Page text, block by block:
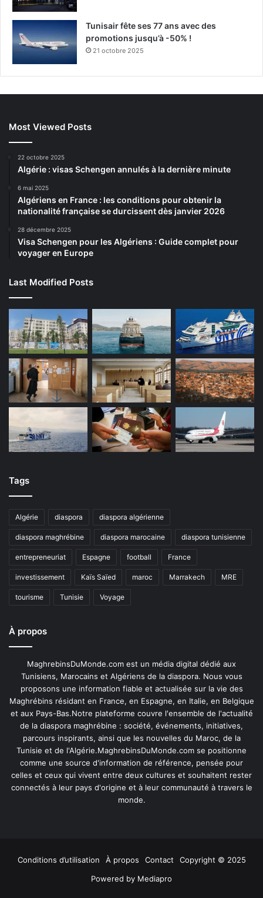
Tunisair fête ses 77 ans avec des
promotions jusqu’à -50% !
21 octobre 2025
Most Viewed Posts
22 octobre 2025
Algérie : visas Schengen annulés à la dernière minute
6 mai 2025
Algériens en France : les conditions pour obtenir la
nationalité française se durcissent dès janvier 2026
28 décembre 2025
Visa Schengen pour les Algériens : Guide complet pour
voyager en Europe
Last Modified Posts
Tags
Algérie diaspora diaspora algérienne
diaspora maghrébine diaspora marocaine diaspora tunisienne
entrepreneuriat Espagne football France
investissement Kaïs Saïed maroc Marrakech MRE
tourisme Tunisie Voyage
À propos
MaghrebinsDuMonde.com est un média digital dédié aux
Tunisiens, Marocains et Algériens de la diaspora. Nous vous
proposons une information fiable et actualisée sur la vie des
Maghrébins résidant en France, en Espagne, en Italie, en Belgique
et aux Pays-Bas.Notre plateforme couvre l'ensemble de l'actualité
de la diaspora maghrébine : société, événements, initiatives,
parcours inspirants, ainsi que les nouvelles du Maroc, de la
Tunisie et de l'Algérie.MaghrebinsDuMonde.com se positionne
comme une source d'information de référence, pensée pour
celles et ceux qui vivent entre deux cultures et souhaitent rester
connectés à leur pays d'origine et à leur communauté à travers le
monde.
Conditions d’utilisation À propos Contact
Copyright © 2025
Powered by Mediapro